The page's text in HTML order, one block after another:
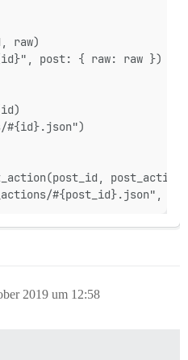
raw)
post: { raw: raw })
#{id}.json")
#{post_id}.json",
2019 um 12:58